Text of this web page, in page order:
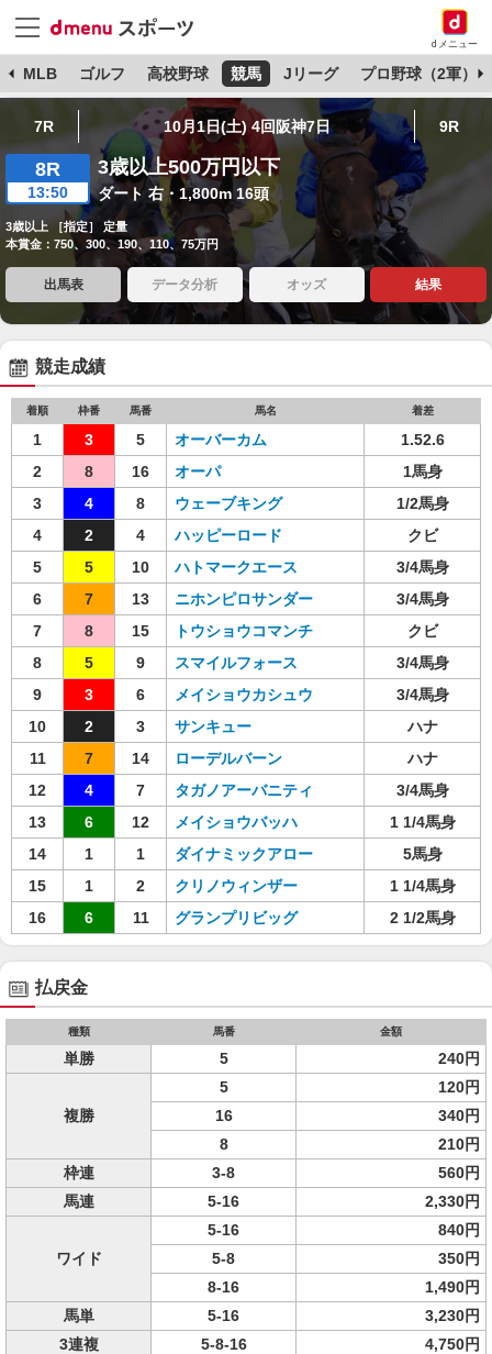
dメニュー
MLB ゴルフ 高校野球 競馬 Jリーグ プロ野球（2軍）
7R 10月1日(土) 4回阪神7日 9R
8R
13:50
3歳以上500万円以下
ダート 右・1,800m 16頭
3歳以上 ［指定］ 定量
本賞金：750、300、190、110、75万円
出馬表 データ分析 オッズ 結果
競走成績
着順 枠番 馬番 馬名 着差
1 3 5 オーバーカム
1.52.6
2
8 16 オーパ
1馬身
3
4 8 ウェーブキング
1/2馬身
4
2 4 ハッピーロード
クビ
5
5 10 ハトマークエース
3/4馬身
6
7 13 ニホンピロサンダー
3/4馬身
7
8 15 トウショウコマンチ
クビ
8
5 9 スマイルフォース
3/4馬身
9
3 6 メイショウカシュウ
3/4馬身
10
2 3 サンキュー
ハナ
11
7 14 ローデルバーン
ハナ
12
4 7 タガノアーバニティ
3/4馬身
13
6 12 メイショウバッハ
1 1/4馬身
14
1 1 ダイナミックアロー
5馬身
15
1 2 クリノウィンザー
1 1/4馬身
16
6 11 グランプリビッグ 2 1/2馬身
払戻金
種類 馬番 金額
単勝 5 240円
複勝
5
120円
16
340円
8
210円
枠連
3-8
560円
馬連
5-16 2,330円
ワイド
5-16
840円
5-8
350円
8-16
1,490円
馬単
5-16
3,230円
3連複
5-8-16
4,750円